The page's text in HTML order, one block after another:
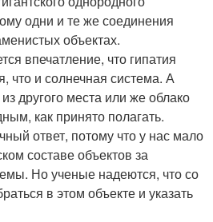
одни и те же соединения
объектах.
впечатление, что гипатия
что и солнечная система. А
другого места или же облако
как принято полагать.
ответ, потому что у нас мало
составе объектов за
Но ученые надеются, что со
в этом объекте и указать